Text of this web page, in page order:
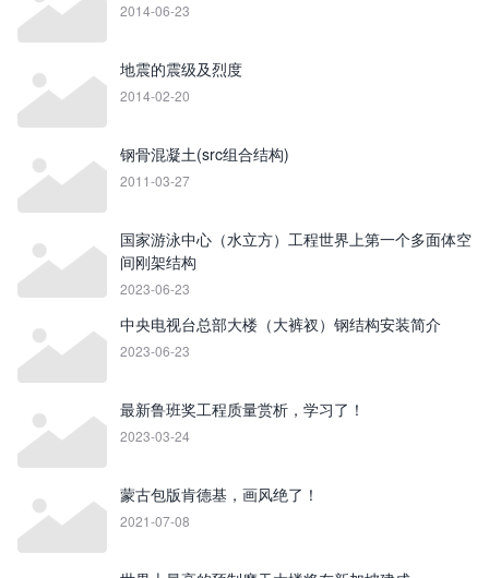
2014-06-23
地震的震级及烈度
2014-02-20
钢骨混凝土(src组合结构)
2011-03-27
国家游泳中心（水立方）工程世界上第一个多面体空
间刚架结构
2023-06-23
中央电视台总部大楼（大裤衩）钢结构安装简介
2023-06-23
最新鲁班奖工程质量赏析，学习了！
2023-03-24
蒙古包版肯德基，画风绝了！
2021-07-08